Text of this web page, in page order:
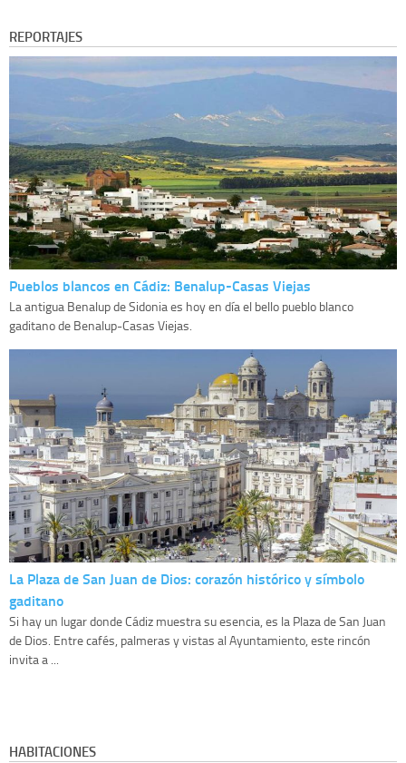
REPORTAJES
Pueblos blancos en Cádiz: Benalup-Casas Viejas
La antigua Benalup de Sidonia es hoy en día el bello pueblo blanco
gaditano de Benalup-Casas Viejas.
La Plaza de San Juan de Dios: corazón histórico y símbolo
gaditano
Si hay un lugar donde Cádiz muestra su esencia, es la Plaza de San Juan
de Dios. Entre cafés, palmeras y vistas al Ayuntamiento, este rincón
invita a ...
HABITACIONES